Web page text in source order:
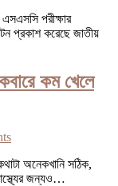
এসএসসি পরীক্ষার
প্রকাশ করেছে জাতীয়
কম খেলে
অনেকখানি সঠিক,
জন্যও…